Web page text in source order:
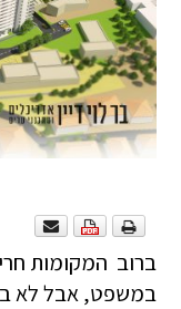
ברוב המקומות
במשפט, אבל לא